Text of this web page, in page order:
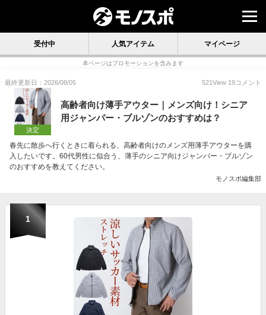
受付中 人気アイテム マイページ
本ページはプロモーションを含みます
最終更新日：2026/08/05 521View 19コメント
決定
高齢者向け薄手アウター｜メンズ向け！シニア
用ジャンパー・ブルゾンのおすすめは？
春先に散歩へ行くときに着られる、高齢者向けのメンズ用薄手アウターを購
入したいです。60代男性に似合う、薄手のシニア向けジャンパー・ブルゾン
のおすすめを教えてください。
モノスポ編集部
1